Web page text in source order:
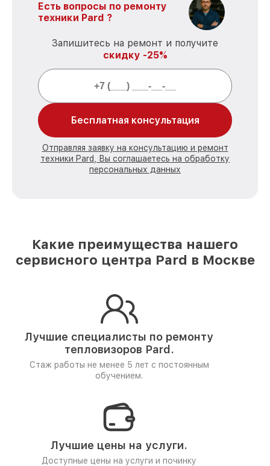
Есть вопросы по ремонту
техники Pard ?
Запишитесь на ремонт и получите
скидку -25%
Бесплатная консультация
Отправляя заявку на консультацию и ремонт
техники Pard, Вы соглашаетесь на обработку
персональных данных
Какие преимущества нашего
сервисного центра Pard в Москве
Лучшие специалисты по ремонту
тепловизоров Pard.
Стаж работы не менее 5 лет с постоянным
обучением.
Лучшие цены на услуги.
Доступные цены на услуги и починку